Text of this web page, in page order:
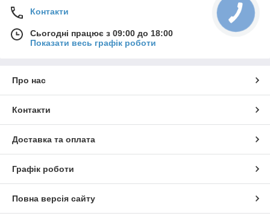
Контакти
Сьогодні працює з 09:00 до 18:00
Показати весь графік роботи
Про нас
Контакти
Доставка та оплата
Графік роботи
Повна версія сайту